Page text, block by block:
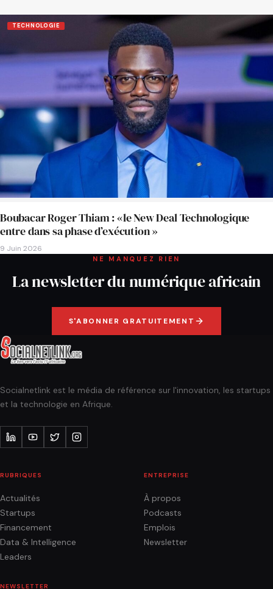
TECHNOLOGIE
Boubacar Roger Thiam : «le New Deal Technologique
entre dans sa phase d’exécution »
9 Juin 2026
NE MANQUEZ RIEN
La newsletter du numérique africain
S'ABONNER GRATUITEMENT
Socialnetlink est le média de référence sur l'innovation, les startups
et la technologie en Afrique.
RUBRIQUES
Actualités
Startups
Financement
Data & Intelligence
Leaders
ENTREPRISE
À propos
Podcasts
Emplois
Newsletter
NEWSLETTER